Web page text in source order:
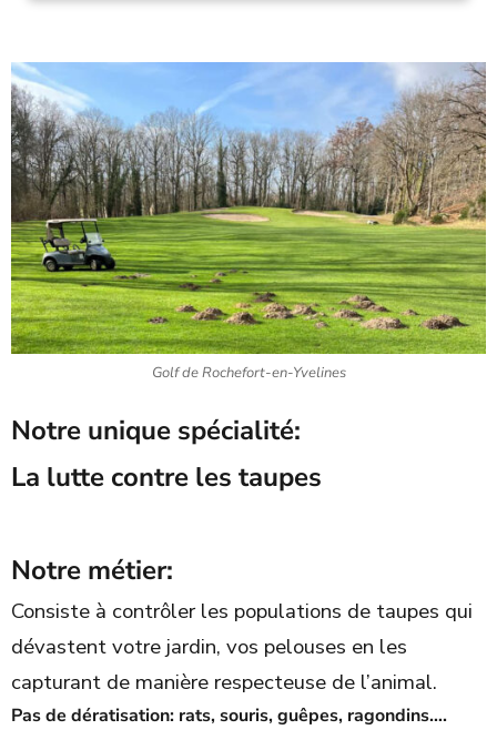
Golf de Rochefort-en-Yvelines
Notre unique spécialité:
La lutte contre les taupes
Notre métier:
Consiste à contrôler les populations de taupes qui
dévastent votre jardin, vos pelouses en les
capturant de manière respecteuse de l’animal.
Pas de dératisation: rats, souris, guêpes, ragondins….